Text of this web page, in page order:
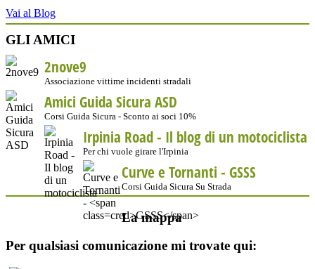
Vai al Blog
GLI AMICI
2nove9
Associazione vittime incidenti stradali
Amici Guida Sicura ASD
Corsi Guida Sicura - Sconto ai soci 10%
Irpinia Road - Il blog di un motociclista
Per chi vuole girare l'Irpinia
Curve e Tornanti - GSSS
Corsi Guida Sicura Su Strada
La mappa
Per qualsiasi comunicazione mi trovate qui: